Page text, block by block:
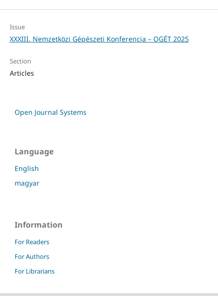
Issue
XXXIII. Nemzetközi Gépészeti Konferencia – OGÉT 2025
Section
Articles
Open Journal Systems
Language
English
magyar
Information
For Readers
For Authors
For Librarians